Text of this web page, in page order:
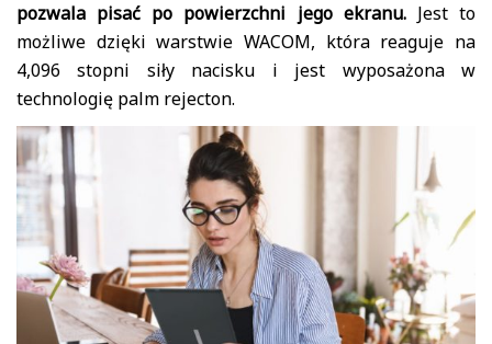
pozwala pisać po powierzchni jego ekranu.Jest to
możliwe dzięki warstwie WACOM, która reaguje na
4,096 stopni siły nacisku i jest wyposażona w
technologię palm rejecton.